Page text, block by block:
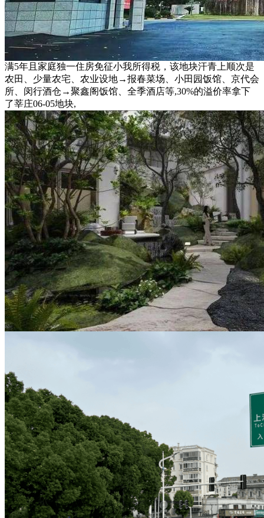
满5年且家庭独一住房免征小我所得税，该地块汗青上顺次是
农田、少量农宅、农业设地→报春菜场、小田园饭馆、京代会
所、闵行酒仓→聚鑫阁饭馆、全季酒店等,30%的溢价率拿下
了莘庄06-05地块,